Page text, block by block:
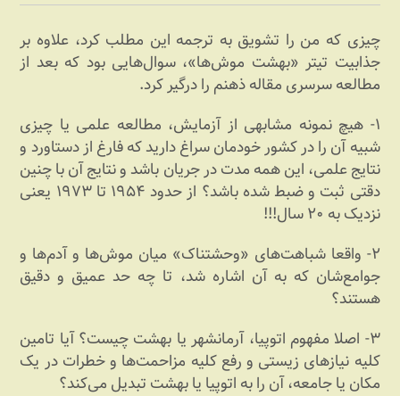
چیزی که من را تشویق به ترجمه این مطلب کرد، علاوه بر
جذابیت تیتر «بهشت موش‌ها»، سوال‌هایی بود که بعد از
مطالعه سرسری مقاله ذهنم را درگیر کرد.
۱- هیچ نمونه مشابهی از آزمایش، مطالعه علمی یا چیزی
شبیه آن را در کشور خودمان سراغ دارید که فارغ از دستاورد و
نتایج علمی، این همه مدت در جریان باشد و نتایج آن با چنین
دقتی ثبت و ضبط شده باشد؟ از حدود ۱۹۵۴ تا ۱۹۷۳ یعنی
نزدیک به ۲۰ سال!!!
۲- واقعا شباهت‌های «وحشتناک» میان موش‌ها و آدم‌ها و
جوامع‌شان که به آن اشاره شد، تا چه حد عمیق و دقیق
هستند؟
۳- اصلا مفهوم اتوپیا، آرمانشهر یا بهشت چیست؟ آیا تامین
کلیه نیازهای زیستی و رفع کلیه مزاحمت‌ها و خطرات در یک
مکان یا جامعه، آن را به اتوپیا یا بهشت تبدیل می‌کند؟